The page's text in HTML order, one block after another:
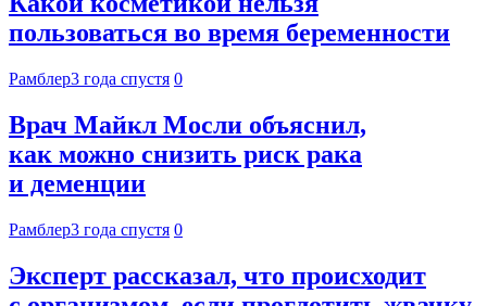
пользоваться во время беременности
Рамблер3 года спустя 0
Врач Майкл Мосли объяснил,
как можно снизить риск рака
и деменции
Рамблер3 года спустя 0
Эксперт рассказал, что происходит